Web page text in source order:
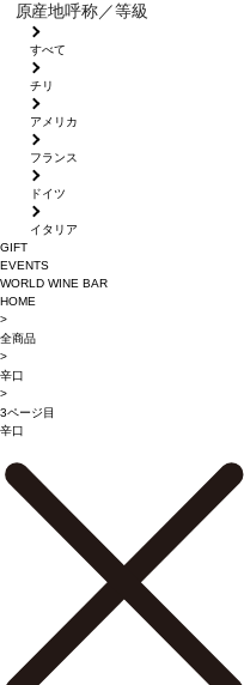
原産地呼称／等級
すべて
チリ
アメリカ
フランス
ドイツ
イタリア
GIFT
EVENTS
WORLD WINE BAR
HOME
>
全商品
>
辛口
>
3ページ目
辛口